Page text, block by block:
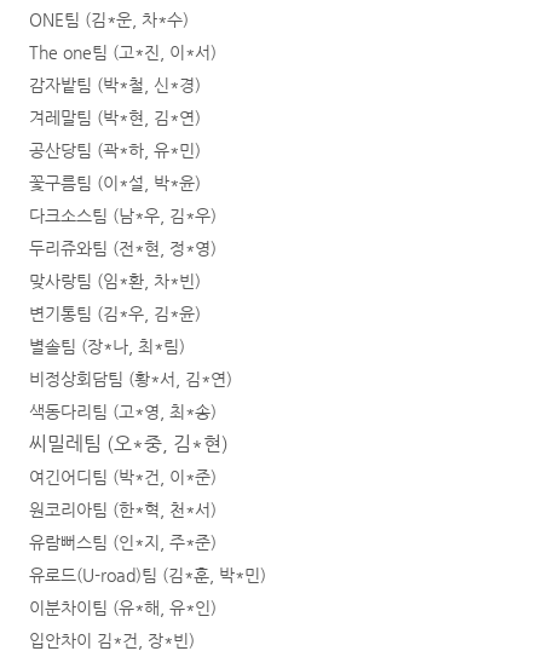
ONE팀 (김*운, 차*수)
The one팀 (고*진, 이*서)
감자밭팀 (박*철, 신*경)
겨레말팀 (박*현, 김*연)
공산당팀 (곽*하, 유*민)
꽃구름팀 (이*설, 박*윤)
다크소스팀 (남*우, 김*우)
두리쥬와팀 (전*현, 정*영)
맞사랑팀 (임*환, 차*빈)
변기통팀 (김*우, 김*윤)
별솔팀 (장*나, 최*림)
비정상회담팀 (황*서, 김*연)
색동다리팀 (고*영, 최*송)
씨밀레팀 (오*중 김*현)
여긴어디팀 (박*건, 이*준)
원코리아팀 (한*혁, 천*서)
유람뻐스팀 (인*지, 주*준)
유로드(U-road)팀 (김*훈, 박*민)
이분차이팀 (유*해, 유*인)
입안차이 김*건, 장*빈)